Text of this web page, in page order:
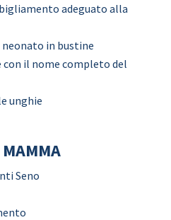
adeguato alla
neonato in bustine
con il nome completo del
unghie
Seno